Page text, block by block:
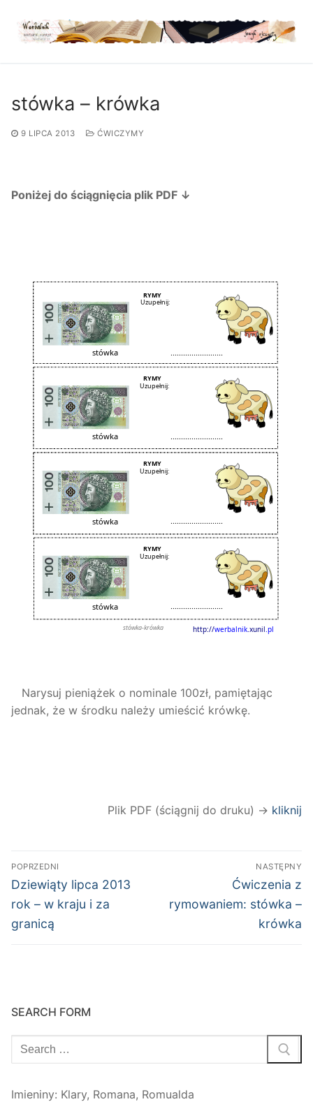
treści
stówka – krówka
9 LIPCA 2013 ĆWICZYMY
Poniżej do ściągnięcia plik PDF ↓
Narysuj pieniążek o nominale 100zł, pamiętając
jednak, że w środku należy umieścić krówkę.
Plik PDF (ściągnij do druku) → kliknij
Nawigacja
wpisu
POPRZEDNI
Poprzedni
wpis:
Dziewiąty lipca 2013
rok – w kraju i za
granicą
NASTĘPNY
Następny
wpis:
Ćwiczenia z
rymowaniem: stówka –
krówka
SEARCH FORM
Szukaj:
Imieniny: Klary, Romana, Romualda